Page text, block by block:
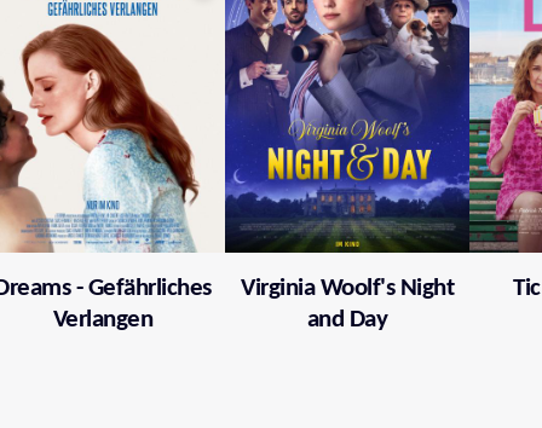
- Gefährliches
Verlangen
Virginia Woolf's Night
and Day